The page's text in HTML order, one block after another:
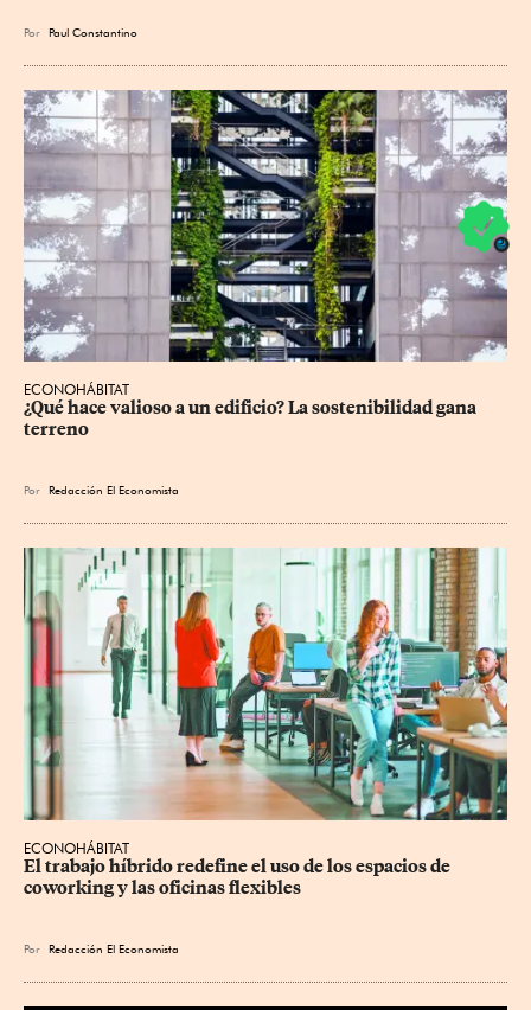
Por Paul Constantino
ECONOHÁBITAT
¿Qué hace valioso a un edificio? La sostenibilidad gana
terreno
Por Redacción El Economista
ECONOHÁBITAT
El trabajo híbrido redefine el uso de los espacios de
coworking y las oficinas flexibles
Por Redacción El Economista